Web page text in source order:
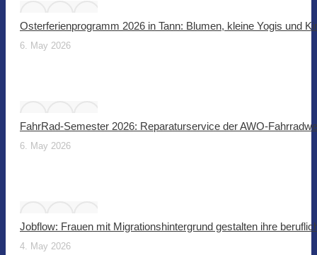
Osterferienprogramm 2026 in Tann: Blumen, kleine Yogis und
6. May 2026
FahrRad-Semester 2026: Reparaturservice der AWO-
6. May 2026
Jobflow: Frauen mit Migrationshintergrund gestalten ihre
4. May 2026